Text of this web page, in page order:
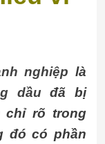
nghiệp là
dầuđã bị
chỉ rõ trong
đó có phần